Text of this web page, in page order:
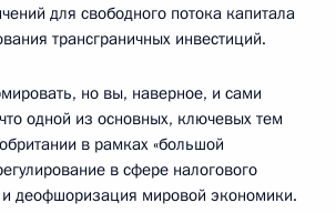
для свободного потока капитала
трансграничных инвестиций.
но вы, наверное, и сами
одной из основных, ключевых тем
в рамках «большой
в сфере налогового
и деофшоризация мировой экономики.